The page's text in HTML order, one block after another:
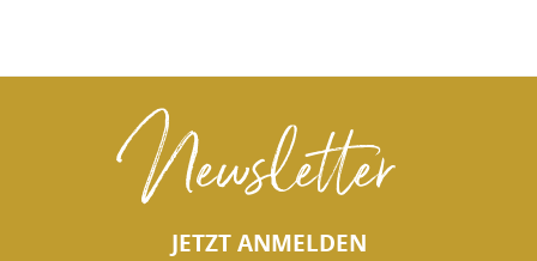
Newsletter
JETZT ANMELDEN